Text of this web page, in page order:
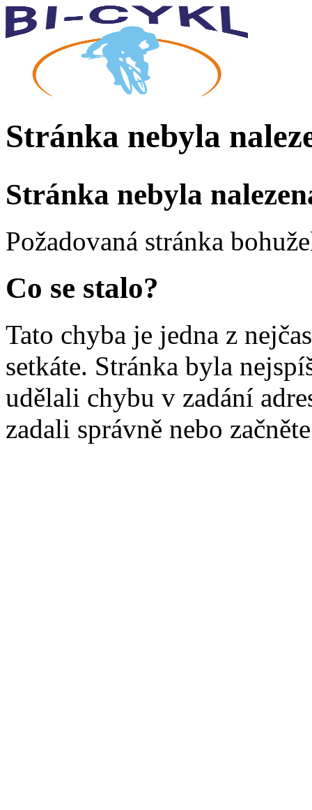
Stránka nebyla
Stránka nebyla
Požadovaná stránka
Co se stalo?
Tato chyba je jedna z
setkáte. Stránka byla
udělali chybu v zadání
zadali správně nebo